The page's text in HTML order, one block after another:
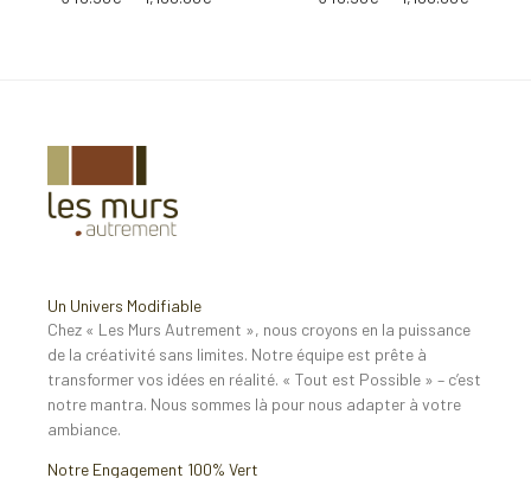
Un Univers Modifiable
Chez « Les Murs Autrement », nous croyons en la puissance
de la créativité sans limites. Notre équipe est prête à
transformer vos idées en réalité. « Tout est Possible » – c’est
notre mantra. Nous sommes là pour nous adapter à votre
ambiance.
Notre Engagement 100% Vert